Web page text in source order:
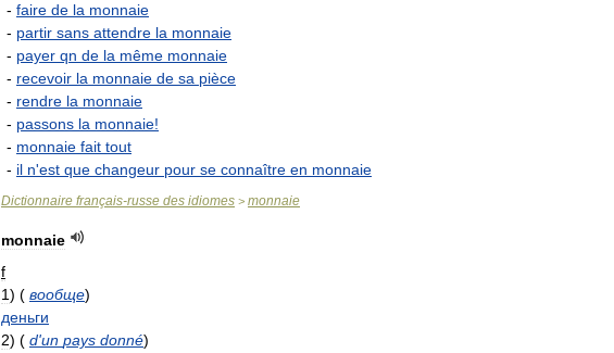
- faire de la monnaie
- partir sans attendre la monnaie
- payer qn de la même monnaie
- recevoir la monnaie de sa pièce
- rendre la monnaie
- passons la monnaie!
- monnaie fait tout
- il n'est que changeur pour se connaître en monnaie
Dictionnaire français-russe des idiomes > monnaie
monnaie
f
1) ( вообще)
деньги
2) ( d'un pays donné)